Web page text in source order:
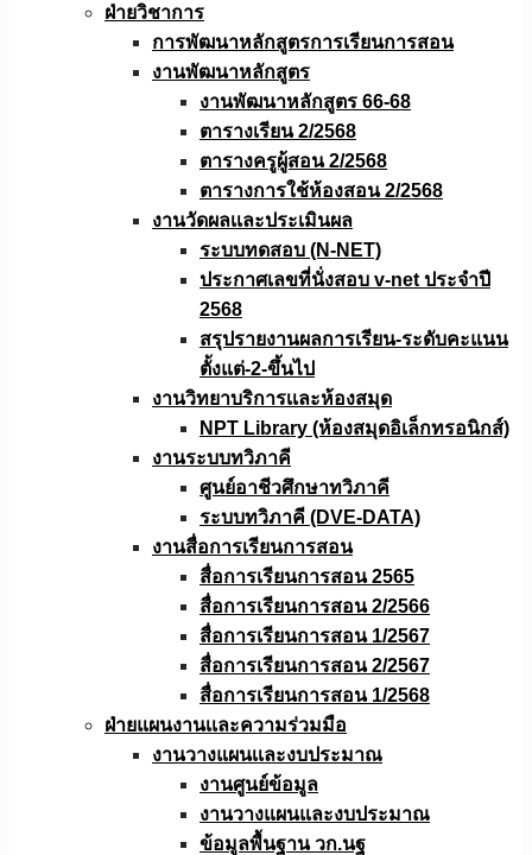
ฝ่ายวิชาการ
การพัฒนาหลักสูตรการเรียนการสอน
งานพัฒนาหลักสูตร
งานพัฒนาหลักสูตร 66-68
ตารางเรียน 2/2568
ตารางครูผู้สอน 2/2568
ตารางการใช้ห้องสอน 2/2568
งานวัดผลเเละประเมินผล
ระบบทดสอบ (N-NET)
ประกาศเลขที่นั่งสอบ v-net ประจำปี
2568
สรุปรายงานผลการเรียน-ระดับคะแนน
ตั้งแต่-2-ขึ้นไป
งานวิทยาบริการเเละห้องสมุด
NPT Library (ห้องสมุดอิเล็กทรอนิกส์)
งานระบบทวิภาคี
ศูนย์อาชีวศึกษาทวิภาคี
ระบบทวิภาคี (DVE-DATA)
งานสื่อการเรียนการสอน
สื่อการเรียนการสอน 2565
สื่อการเรียนการสอน 2/2566
สื่อการเรียนการสอน 1/2567
สื่อการเรียนการสอน 2/2567
สื่อการเรียนการสอน 1/2568
ฝ่ายแผนงานเเละความร่วมมือ
งานวางแผนเเละงบประมาณ
งานศูนย์ข้อมูล
งานวางแผนและงบประมาณ
ข้อมูลพื้นฐาน วก.นฐ